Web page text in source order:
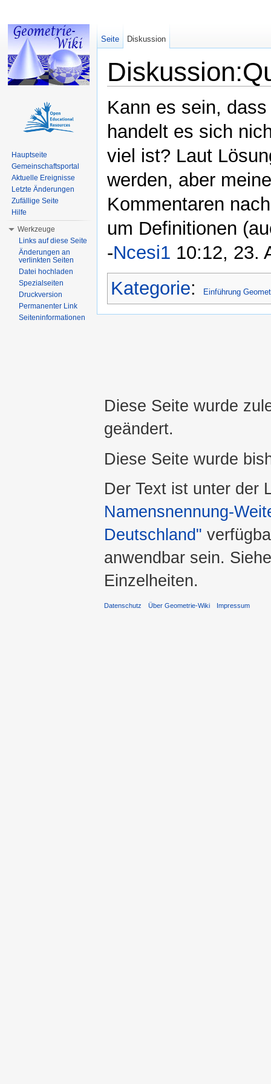
Kann es sein,
handelt es sich
viel ist? Laut
werden, aber
Kommentaren
um Definitionen
-Ncesi1 10:12, 23.
Kategorie: Einführung
Seite Diskussion
Hauptseite
Gemeinschaftsportal
Aktuelle Ereignisse
Letzte Änderungen
Zufällige Seite
Hilfe
Werkzeuge
Links auf diese Seite
Änderungen an
verlinkten Seiten
Datei hochladen
Spezialseiten
Druckversion
Permanenter Link
Seiteninformationen
Diese Seite wurde
geändert.
Diese Seite wurde
Der Text ist unter der
Namensnennung-
Deutschland"
anwendbar sein.
Einzelheiten.
Datenschutz Über Geometrie-Wiki Impressum